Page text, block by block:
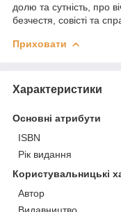
долю та сутність, про
безчестя, совісті та
Приховати
Характеристики
Основні атрибути
ISBN
Рік видання
Користувальницькі
Автор
Видавництво